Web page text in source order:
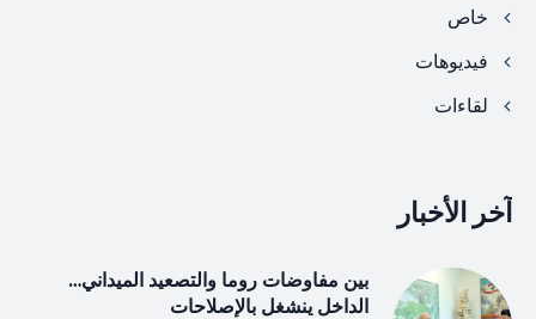
خاص
فيديوهات
لقاءات
آخر الأخبار
بين مفاوضات روما والتصعيد الميداني…
الداخل ينشغل بالإصلاحات